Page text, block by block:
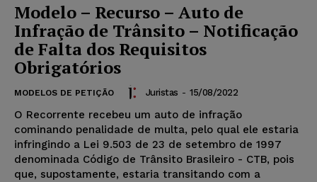
Modelo – Recurso – Auto de
Infração de Trânsito – Notificação
de Falta dos Requisitos
Obrigatórios
MODELOS DE PETIÇÃO Juristas - 15/08/2022
O Recorrente recebeu um auto de infração
cominando penalidade de multa, pelo qual ele estaria
infringindo a Lei 9.503 de 23 de setembro de 1997
denominada Código de Trânsito Brasileiro - CTB, pois
que, supostamente, estaria transitando com a